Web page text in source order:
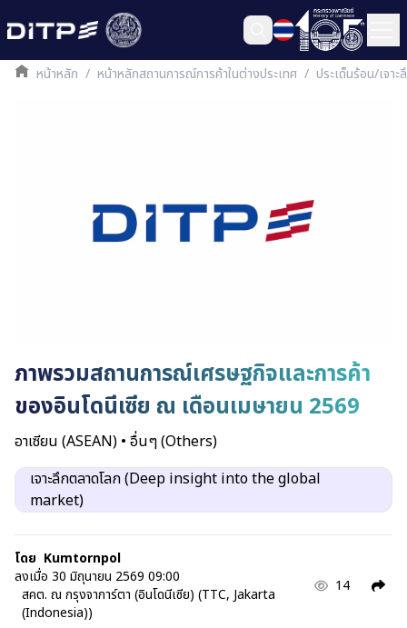
หน้าหลัก / หน้าหลักสถานการณ์การค้าในต่างประเทศ / ประเด็นร้อน/เจา
ภาพรวมสถานการณ์เศรษฐกิจและการค้า
ของอินโดนีเซีย ณ เดือนเมษายน 2569
อาเซียน (ASEAN) • อื่นๆ (Others)
เจาะลึกตลาดโลก (Deep insight into the global
market)
โดย Kumtornpol
ลงเมื่อ 30 มิถุนายน 2569 09:00
สคต. ณ กรุงจาการ์ตา (อินโดนีเซีย) (TTC, Jakarta
(Indonesia))
14